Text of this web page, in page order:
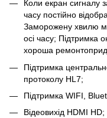
Коли екран сигналу
часу постійно
Заморожену хвилю
осі часу; Підтримка
хороша
Підтримка
протоколу HL7;
Підтримка WIFI,
Відеовихід HDMI HD;